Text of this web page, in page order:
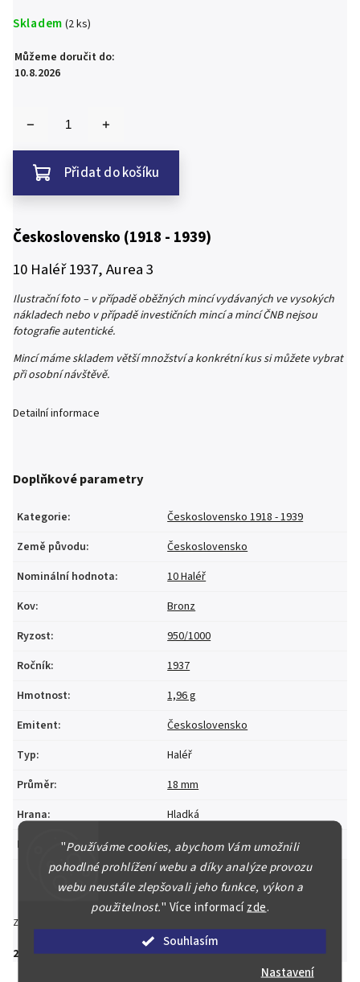
"Používáme cookies, abychom Vám umožnili
pohodlné prohlížení webu a díky analýze provozu
webu neustále zlepšovali jeho funkce, výkon a
použitelnost." Více informacízde.
Souhlasím
Nastavení
200 Kč
Skladem (2 ks)
Můžeme doručit do:
10.8.2026
Přidat do košíku
Československo (1918 - 1939)
10 Haléř 1937, Aurea 3
Ilustrační foto – v případě oběžných mincí vydávaných ve vysokých
nákladech nebo v případě investičních mincí a mincí ČNB nejsou
fotografie autentické.
Mincí máme skladem větší množství a konkrétní kus si můžete vybrat
při osobní návštěvě.
Detailní informace
Doplňkové parametry
Kategorie:
Československo 1918 - 1939
Země původu:
Československo
Nominální hodnota:
10 Haléř
Kov:
Bronz
Ryzost:
950/1000
Ročník:
1937
Hmotnost:
1,96 g
Emitent:
Československo
Typ:
Haléř
Průměr:
18 mm
Hrana:
Hladká
Materiál : CuZn (92/8)
Zeptat se